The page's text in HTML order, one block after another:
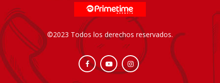
©2023 Todos los derechos reservados.